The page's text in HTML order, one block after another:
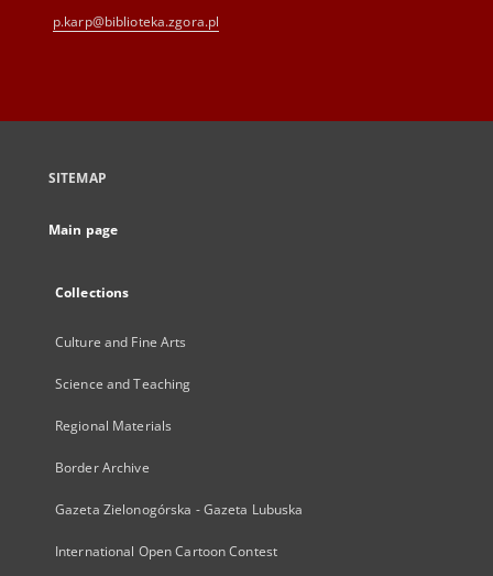
p.karp@biblioteka.zgora.pl
SITEMAP
Main page
Collections
Culture and Fine Arts
Science and Teaching
Regional Materials
Border Archive
Gazeta Zielonogórska - Gazeta Lubuska
International Open Cartoon Contest